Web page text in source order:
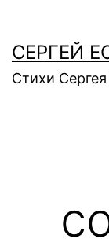
содержимому
СЕРГЕЙ
Стихи